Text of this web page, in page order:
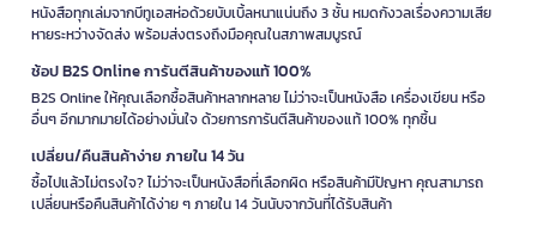
หนังสือทุกเล่มจากบีทูเอสห่อด้วยบับเบิ้ลหนาแน่นถึง 3 ชั้น หมดกังวลเรื่องความเสีย
หายระหว่างจัดส่ง พร้อมส่งตรงถึงมือคุณในสภาพสมบูรณ์
ช้อป B2S Online การันตีสินค้าของแท้ 100%
B2S Online ให้คุณเลือกซื้อสินค้าหลากหลาย ไม่ว่าจะเป็นหนังสือ เครื่องเขียน หรือ
อื่นๆ อีกมากมายได้อย่างมั่นใจ ด้วยการการันตีสินค้าของแท้ 100% ทุกชิ้น
เปลี่ยน/คืนสินค้าง่าย ภายใน 14 วัน
ซื้อไปแล้วไม่ตรงใจ? ไม่ว่าจะเป็นหนังสือที่เลือกผิด หรือสินค้ามีปัญหา คุณสามารถ
เปลี่ยนหรือคืนสินค้าได้ง่าย ๆ ภายใน 14 วันนับจากวันที่ได้รับสินค้า